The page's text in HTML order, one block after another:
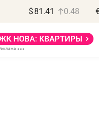
$ 81.41 0.48